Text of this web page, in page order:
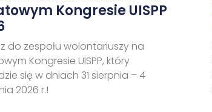
Kongresie UISPP
do zespołu wolontariuszy na
Kongresie UISPP, który
się w dniach 31 sierpnia – 4
2026 r.!